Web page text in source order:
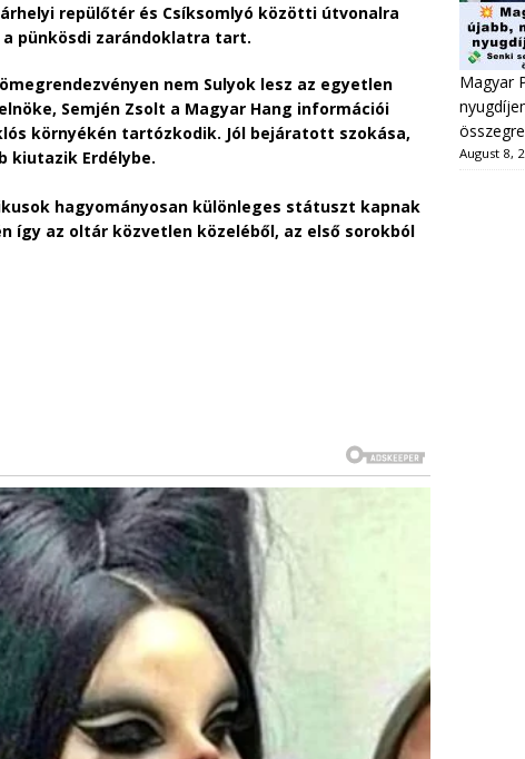
repülőtér és Csíksomlyó közötti útvonalra
pünkösdi zarándoklatra tart.
nem Sulyok lesz az egyetlen
Semjén Zsolt a Magyar Hang információi
környékén tartózkodik. Jól bejáratott szokása,
kiutazik Erdélybe.
hagyományosan különleges státuszt kapnak
így az oltár közvetlen közeléből, az első sorokból
Magyar
August 8,